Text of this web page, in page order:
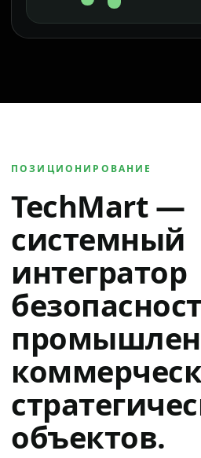
ПОЗИЦИОНИРОВАНИЕ
TechMart —
системный
интегратор
объектов.